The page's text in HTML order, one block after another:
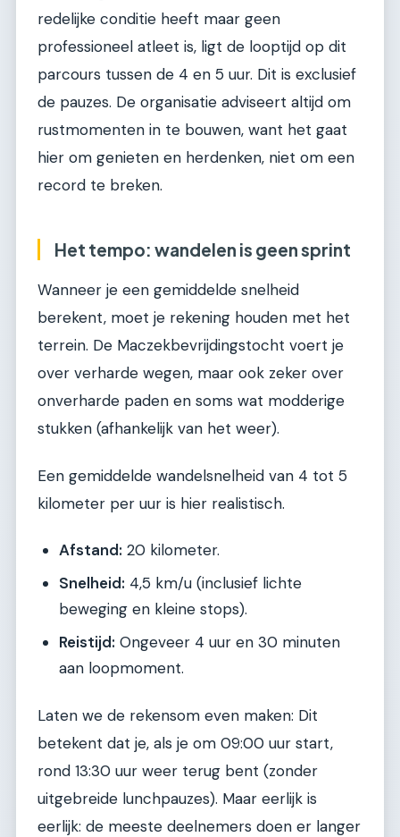
redelijke conditie heeft maar geen
professioneel atleet is, ligt de looptijd op dit
parcours tussen de 4 en 5 uur. Dit is exclusief
de pauzes. De organisatie adviseert altijd om
rustmomenten in te bouwen, want het gaat
hier om genieten en herdenken, niet om een
record te breken.
Het tempo: wandelen is geen sprint
Wanneer je een gemiddelde snelheid
berekent, moet je rekening houden met het
terrein. De Maczekbevrijdingstocht voert je
over verharde wegen, maar ook zeker over
onverharde paden en soms wat modderige
stukken (afhankelijk van het weer).
Een gemiddelde wandelsnelheid van 4 tot 5
kilometer per uur is hier realistisch.
Afstand: 20 kilometer.
Snelheid: 4,5 km/u (inclusief lichte
beweging en kleine stops).
Reistijd: Ongeveer 4 uur en 30 minuten
aan loopmoment.
Laten we de rekensom even maken: Dit
betekent dat je, als je om 09:00 uur start,
rond 13:30 uur weer terug bent (zonder
uitgebreide lunchpauzes). Maar eerlijk is
eerlijk: de meeste deelnemers doen er langer